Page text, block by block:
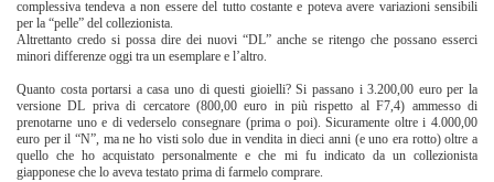
complessiva tendeva a non essere del tutto costante e poteva avere variazioni sensibili
per la “pelle” del collezionista.
Altrettanto credo si possa dire dei nuovi “DL” anche se ritengo che possano esserci
minori differenze oggi tra un esemplare e l’altro.
Quanto costa portarsi a casa uno di questi gioielli? Si passano i 3.200,00 euro per la
versione DL priva di cercatore (800,00 euro in più rispetto al F7,4) ammesso di
prenotarne uno e di vederselo consegnare (prima o poi). Sicuramente oltre i 4.000,00
euro per il “N”, ma ne ho visti solo due in vendita in dieci anni (e uno era rotto) oltre a
quello che ho acquistato personalmente e che mi fu indicato da un collezionista
giapponese che lo aveva testato prima di farmelo comprare.